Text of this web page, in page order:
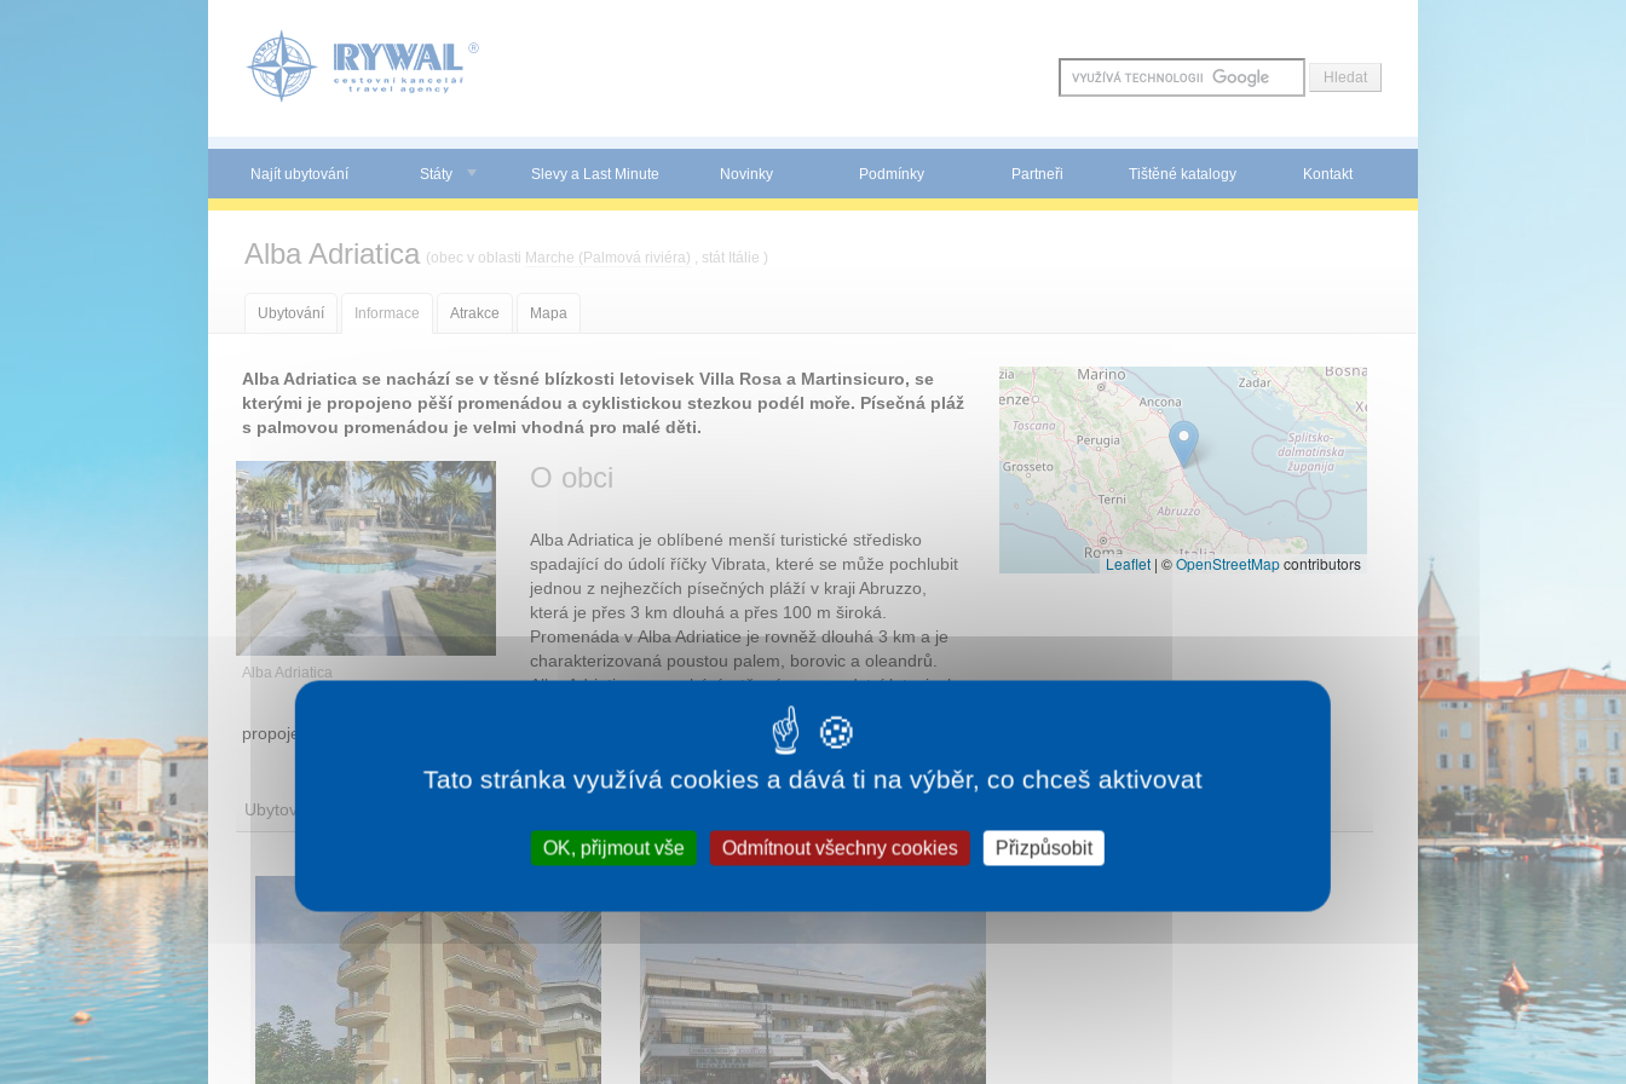
Najít ubytování Státy Slevy a Last Minute Novinky Podmínky Partneři Tištěné katalogy Kontakt
Alba Adriatica (obec v oblasti Marche (Palmová riviéra) , stát Itálie )
Ubytování Informace Atrakce Mapa
Alba Adriatica se nachází se v těsné blízkosti letovisek Villa Rosa a Martinsicuro, se
kterými je propojeno pěší promenádou a cyklistickou stezkou podél moře. Písečná pláž
s palmovou promenádou je velmi vhodná pro malé děti.
Alba Adriatica
O obci
Alba Adriatica je oblíbené menší turistické středisko
spadající do údolí říčky Vibrata, které se může pochlubit
jednou z nejhezčích písečných pláží v kraji Abruzzo,
která je přes 3 km dlouhá a přes 100 m široká.
Promenáda v Alba Adriatice je rovněž dlouhá 3 km a je
charakterizovaná poustou palem, borovic a oleandrů.
Alba Adriatica se nachází v těsném sousedství letovisek
Martinsicuro a Villa Rosa, se kterými je letovisko
propojeno pěší promenádou i cyklistickou stezkou podél moře.
Leaflet | ©OpenStreetMapcontributors
Ubytování
Tato stránka využívá cookies a dává ti na výběr, co chceš aktivovat
OK, přijmout vše Odmítnout všechny cookies Přizpůsobit